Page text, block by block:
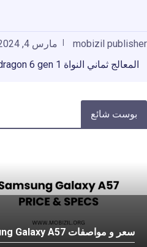
mobizil publisher
مارس 4, 2024
بوست شائع
سعر و مواصفات Samsung Galaxy A57